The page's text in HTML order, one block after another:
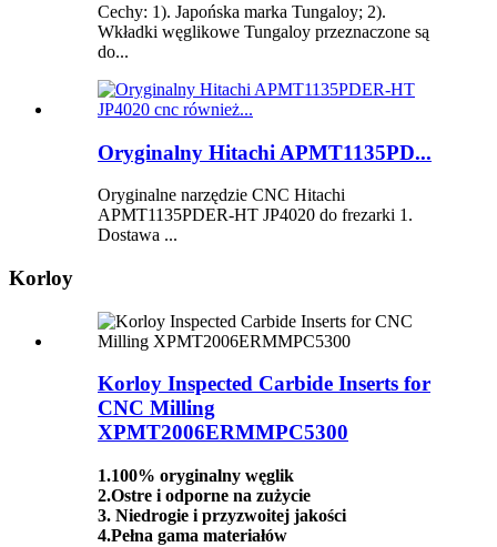
Cechy: 1). Japońska marka Tungaloy; 2).
Wkładki węglikowe Tungaloy przeznaczone są
do...
Oryginalny Hitachi APMT1135PD...
Oryginalne narzędzie CNC Hitachi
APMT1135PDER-HT JP4020 do frezarki 1.
Dostawa ...
Korloy
Korloy Inspected Carbide Inserts for
CNC Milling
XPMT2006ERMMPC5300
1.100% oryginalny węglik
2.Ostre i odporne na zużycie
3. Niedrogie i przyzwoitej jakości
4.Pełna gama materiałów